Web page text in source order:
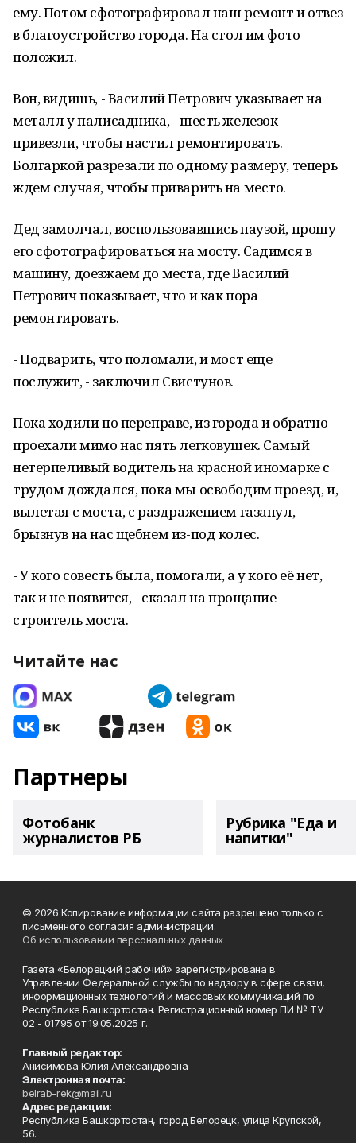
ему. Потом сфотографировал наш ремонт и отвез
в благоустройство города. На стол им фото
положил.
Вон, видишь, - Василий Петрович указывает на
металл у палисадника, - шесть железок
привезли, чтобы настил ремонтировать.
Болгаркой разрезали по одному размеру, теперь
ждем случая, чтобы приварить на место.
Дед замолчал, воспользовавшись паузой, прошу
его сфотографироваться на мосту. Садимся в
машину, доезжаем до места, где Василий
Петрович показывает, что и как пора
ремонтировать.
- Подварить, что поломали, и мост еще
послужит, - заключил Свистунов.
Пока ходили по переправе, из города и обратно
проехали мимо нас пять легковушек. Самый
нетерпеливый водитель на красной иномарке с
трудом дождался, пока мы освободим проезд, и,
вылетая с моста, с раздражением газанул,
брызнув на нас щебнем из-под колес.
- У кого совесть была, помогали, а у кого её нет,
так и не появится, - сказал на прощание
строитель моста.
Читайте нас
Партнеры
Фотобанк
журналистов РБ
Рубрика "Еда и
напитки"
© 2026 Копирование информации сайта разрешено только с
письменного согласия администрации.
Об использовании персональных данных
Газета «Белорецкий рабочий» зарегистрирована в
Управлении Федеральной службы по надзору в сфере связи,
информационных технологий и массовых коммуникаций по
Республике Башкортостан. Регистрационный номер ПИ № ТУ
02 - 01795 от 19.05.2025 г.
Главный редактор:
Анисимова Юлия Александровна
Электронная почта:
belrab-rek@mail.ru
Адрес редакции:
Республика Башкортостан, город Белорецк, улица Крупской,
56.